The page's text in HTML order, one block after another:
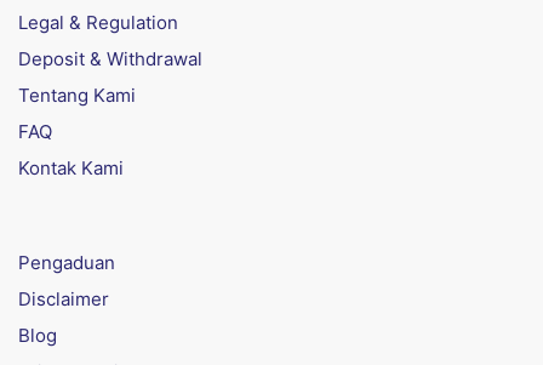
Legal & Regulation
Deposit & Withdrawal
Tentang Kami
FAQ
Kontak Kami
Pengaduan
Disclaimer
Blog